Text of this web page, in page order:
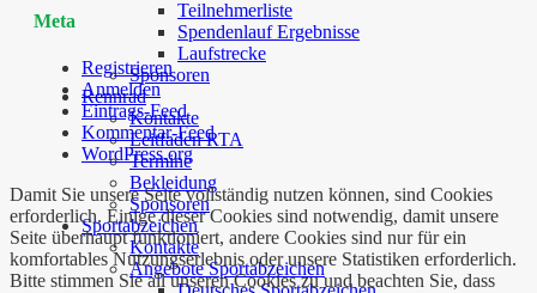
Teilnehmerliste
Spendenlauf Ergebnisse
Laufstrecke
Sponsoren
Rennrad
Kontakte
Leitfaden RTA
Termine
Bekleidung
Sponsoren
Sportabzeichen
Kontakte
Angebote Sportabzeichen
Meta
Registrieren
Anmelden
Eintrags-Feed
Kommentar-Feed
WordPress.org
Damit Sie unsere Seite vollständig nutzen können, sind Cookies
erforderlich. Einige dieser Cookies sind notwendig, damit unsere
Seite überhaupt funktioniert, andere Cookies sind nur für ein
komfortables Nutzungserlebnis oder unsere Statistiken erforderlich.
Bitte stimmen Sie all unseren Cookies zu und beachten Sie, dass